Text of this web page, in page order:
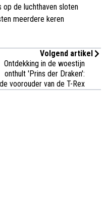
op de luchthaven sloten
meerdere keren
Volgend artikel
Ontdekking in de woestijn
onthult 'Prins der Draken':
de voorouder van de T-Rex